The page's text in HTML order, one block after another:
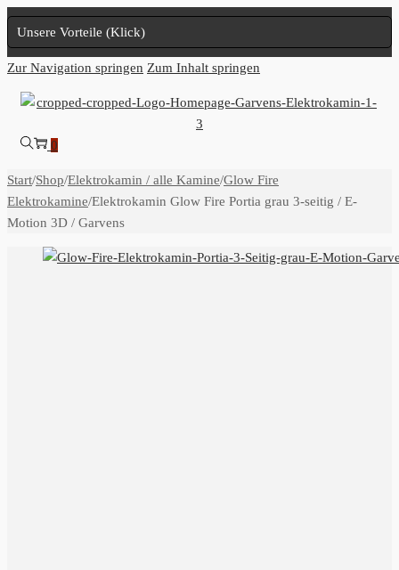
Unsere Vorteile (Klick)
Zur Navigation springen Zum Inhalt springen
0
Start/Shop/Elektrokamin / alle Kamine/Glow Fire
Elektrokamine/Elektrokamin Glow Fire Portia grau 3-seitig / E-
Motion 3D / Garvens